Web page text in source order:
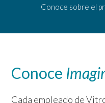
Conoce sobre el
Conoce
Cada empleado de